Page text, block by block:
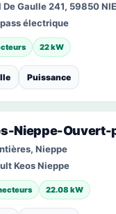
Gaulle 241, 59850
électrique
22 kW
Puissance
Nieppe-Ouvert-
Nieppe
Keos Nieppe
22.08 kW